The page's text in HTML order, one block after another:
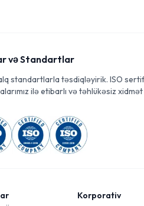
və Standartlar
standartlarla təsdiqləyirik. ISO
ilə etibarlı və təhlükəsiz
Korporativ